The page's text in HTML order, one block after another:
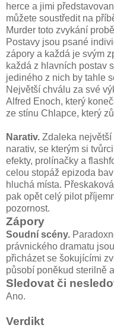
herce a jimi
můžete soustředit na
Murder toto zvykání
Postavy jsou psané
zápory a každá je svým
každá z hlavních postav
jediného z nich by tahle
Největší chválu za své
Alfred Enoch, který
ze stínu Chlapce, který
Narativ. Zdaleka
narativ, se kterým si
efekty, prolínačky a
celou stopáž epizoda
hluchá místa.
pak opět celý pilot
pozornost.
Zápory
Soudní scény.
právnického dramatu
přicházet se šokujícími
působí poněkud sterilně
Sledovat či
Ano.
Verdikt